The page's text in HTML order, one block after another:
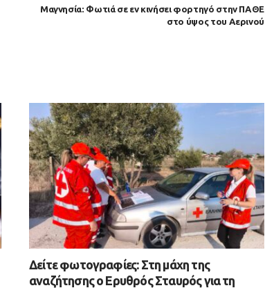
Μαγνησία: Φωτιά σε εν κινήσει φορτηγό στην ΠΑΘΕ
στο ύψος του Αερινού
Δείτε φωτογραφίες: Στη μάχη της
αναζήτησης ο Ερυθρός Σταυρός για τη